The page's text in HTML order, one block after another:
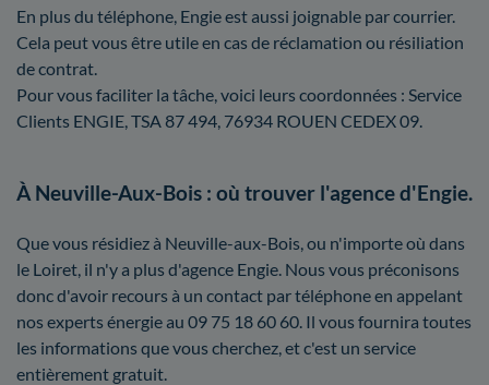
En plus du téléphone, Engie est aussi joignable par courrier.
Cela peut vous être utile en cas de réclamation ou résiliation
de contrat.
Pour vous faciliter la tâche, voici leurs coordonnées : Service
Clients ENGIE, TSA 87 494, 76934 ROUEN CEDEX 09.
À Neuville-Aux-Bois : où trouver l'agence d'Engie.
Que vous résidiez à Neuville-aux-Bois, ou n'importe où dans
le Loiret, il n'y a plus d'agence Engie. Nous vous préconisons
donc d'avoir recours à un contact par téléphone en appelant
nos experts énergie au 09 75 18 60 60. Il vous fournira toutes
les informations que vous cherchez, et c'est un service
entièrement gratuit.